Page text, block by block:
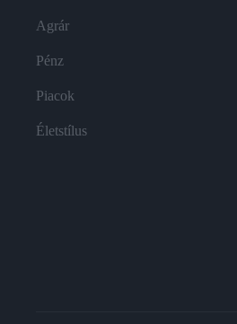
Agrár
Pénz
Piacok
Életstílus